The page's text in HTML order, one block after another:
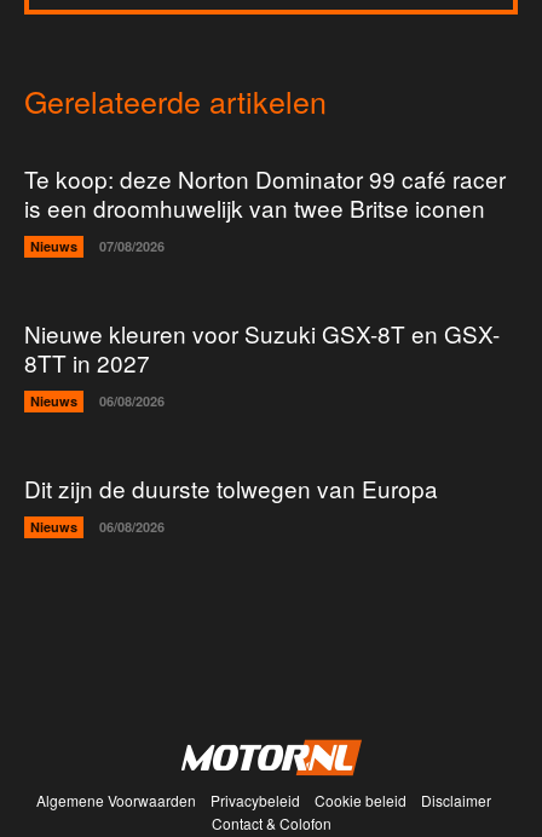
Gerelateerde artikelen
Te koop: deze Norton Dominator 99 café racer
is een droomhuwelijk van twee Britse iconen
Nieuws 07/08/2026
Nieuwe kleuren voor Suzuki GSX-8T en GSX-
8TT in 2027
Nieuws 06/08/2026
Dit zijn de duurste tolwegen van Europa
Nieuws 06/08/2026
Algemene Voorwaarden Privacybeleid Cookie beleid
Disclaimer
Contact & Colofon